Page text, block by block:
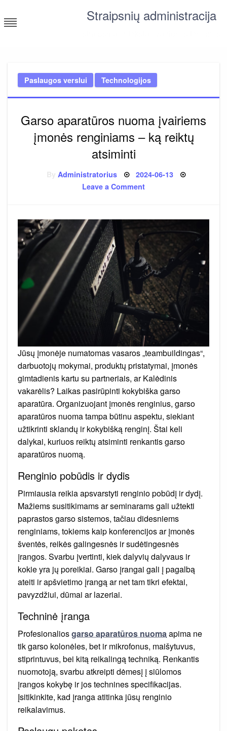
to
content
Straipsnių administracija
Paslaugos verslui Technologijos
Garso aparatūros nuoma įvairiems
įmonės renginiams – ką reiktų
atsiminti
Administratorius Posted
2024-06-13
Leave a Commenton
įmonės
renginiams
–
ką
reiktų
atsiminti
Jūsų įmonėje numatomas vasaros „teambuildingas“,
darbuotojų mokymai, produktų pristatymai, įmonės
gimtadienis kartu su partneriais, ar Kalėdinis
vakarėlis? Laikas pasirūpinti kokybiška garso
aparatūra. Organizuojant įmonės renginius, garso
aparatūros nuoma tampa būtinu aspektu, siekiant
užtikrinti sklandų ir kokybišką renginį. Štai keli
dalykai, kuriuos reiktų atsiminti renkantis garso
aparatūros nuomą.
Renginio pobūdis ir dydis
Pirmiausia reikia apsvarstyti renginio pobūdį ir dydį.
Mažiems susitikimams ar seminarams gali užtekti
paprastos garso sistemos, tačiau didesniems
renginiams, tokiems kaip konferencijos ar įmonės
šventės, reikės galingesnės ir sudėtingesnės
įrangos. Svarbu įvertinti, kiek dalyvių dalyvaus ir
kokie yra jų poreikiai. Garso įrangai gali į pagalbą
ateiti ir apšvietimo įrangą ar net tam tikri efektai,
pavyzdžiui, dūmai ar lazeriai.
Techninė įranga
Profesionaliosgarso aparatūros nuomaapima ne
tik garso kolonėles, bet ir mikrofonus, maišytuvus,
stiprintuvus, bei kitą reikalingą techniką. Renkantis
nuomotoją, svarbu atkreipti dėmesį į siūlomos
įrangos kokybę ir jos technines specifikacijas.
Įsitikinkite, kad įranga atitinka jūsų renginio
reikalavimus.